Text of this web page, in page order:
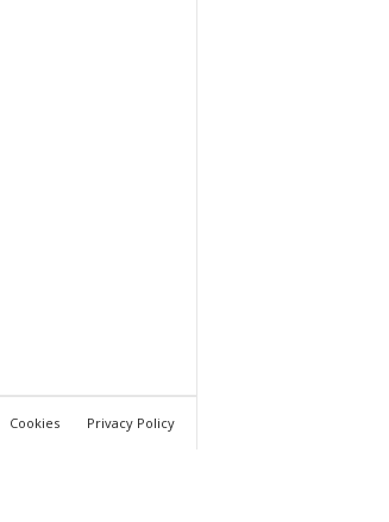
Cookies Privacy Policy